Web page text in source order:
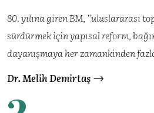
80. yılına giren BM, “uluslararası
sürdürmek için yapısal reform,
dayanışmaya her zamankinden
Dr. Melih Demirtaş